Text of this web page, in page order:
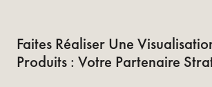
Faites Réaliser Une
Produits : Votre Partenaire